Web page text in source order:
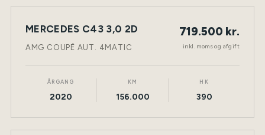
NY BIL BENZIN TØNDER
MERCEDES C43 3,0 2D
AMG COUPÉ AUT. 4MATIC
719.500 kr.
inkl. moms og afgift
ÅRGANG
2020
KM
156.000
HK
390